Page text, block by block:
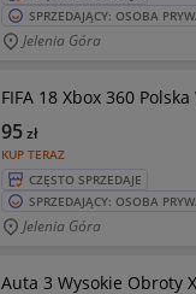
SPRZEDAJĄCY: OSOBA
Jelenia Góra
FIFA 18 Xbox 360
KUP TERAZ
95zł
CZĘSTO SPRZEDAJE
SPRZEDAJĄCY: OSOBA
Jelenia Góra
Auta 3 Wysokie Obroty